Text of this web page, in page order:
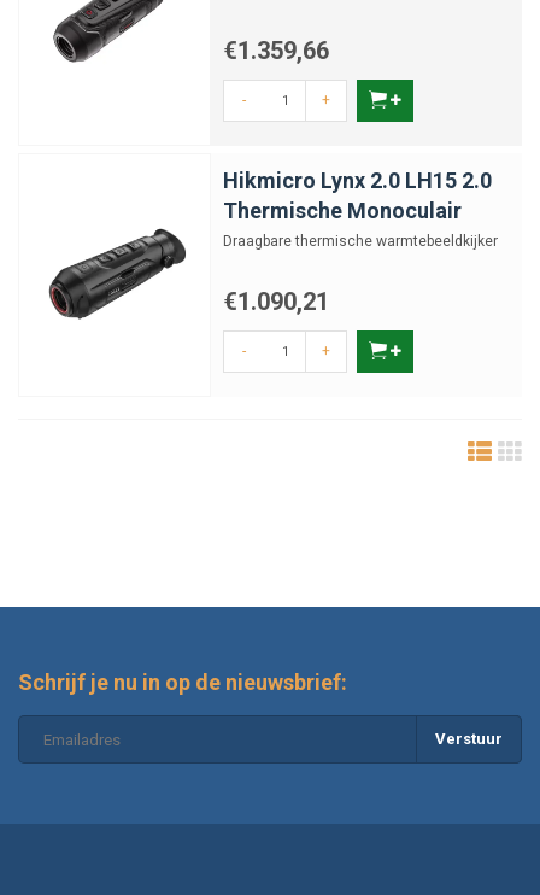
€1.359,66
- +
Hikmicro Lynx 2.0 LH15 2.0
Thermische Monoculair
Draagbare thermische warmtebeeldkijker
€1.090,21
- +
Schrijf je nu in op de nieuwsbrief:
Verstuur